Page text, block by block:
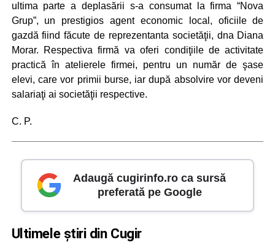
ultima parte a deplasării s-a consumat la firma “Nova
Grup”, un prestigios agent economic local, oficiile de
gazdă fiind făcute de reprezentanta societăţii, dna Diana
Morar. Respectiva firmă va oferi condiţiile de activitate
practică în atelierele firmei, pentru un număr de şase
elevi, care vor primii burse, iar după absolvire vor deveni
salariaţi ai societăţii respective.
C. P.
Adaugă cugirinfo.ro ca sursă
preferată pe Google
Ultimele știri din Cugir